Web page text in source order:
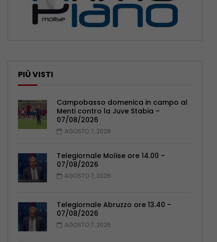
PIÙ VISTI
Campobasso domenica in campo al
Menti contro la Juve Stabia –
07/08/2026
AGOSTO 7, 2026
Telegiornale Molise ore 14.00 –
07/08/2026
AGOSTO 7, 2026
Telegiornale Abruzzo ore 13.40 –
07/08/2026
AGOSTO 7, 2026